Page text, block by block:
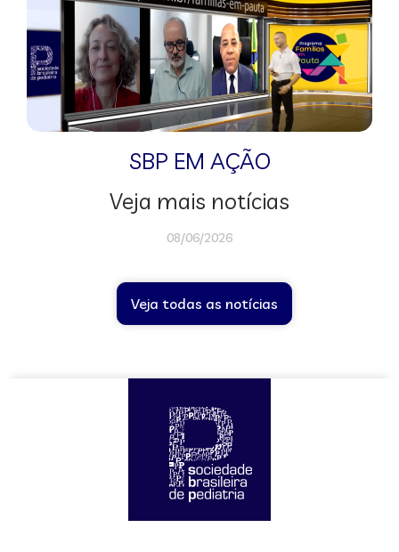
SBP EM AÇÃO
Veja mais notícias
08/06/2026
Veja todas as notícias